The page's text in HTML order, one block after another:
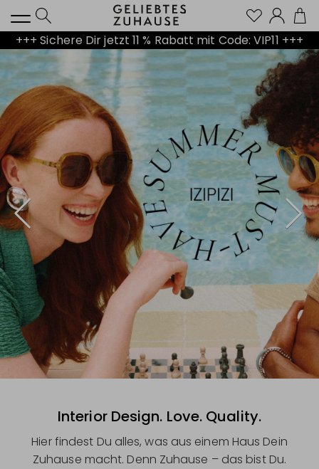
+++ Sichere Dir jetzt 11 % Rabatt mit Code: VIP11 +++
Interior Design. Love. Quality.
Hier findest Du alles, was aus einem Haus Dein
Zuhause macht. Denn Zuhause – das bist Du.